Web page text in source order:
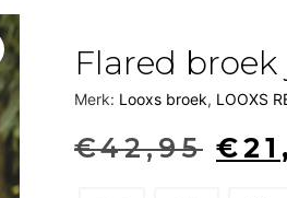
Flared
Merk: Looxs broek, LOOXS
€42,95 €